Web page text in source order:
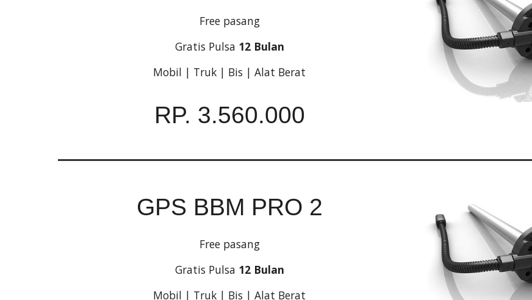
Free pasang
Gratis Pulsa 12 Bulan
Mobil | Truk | Bis | Alat Berat
RP. 3.560.000
GPS BBM PRO 2
Free pasang
Gratis Pulsa 12 Bulan
Mobil | Truk | Bis | Alat Berat